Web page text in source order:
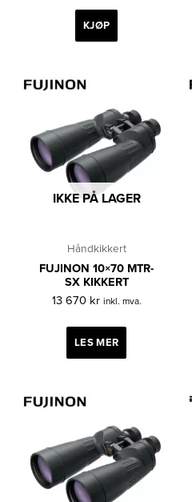
KJØP
IKKE PÅ LAGER
Håndkikkert
FUJINON 10×70 MTR-
SX KIKKERT
13 670 kr inkl. mva.
LES MER